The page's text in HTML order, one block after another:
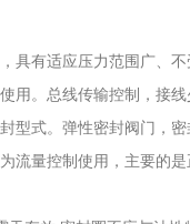
具有适应压力范围广、
用。总线传输控制，接
式。弹性密封阀门，密
流量控制使用，主要的